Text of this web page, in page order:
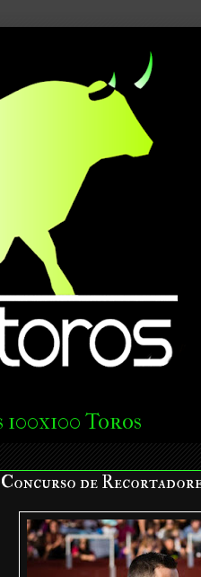
100x100 Toros
Concurso de